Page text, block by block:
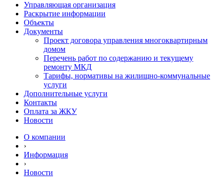
Управляющая организация
Раскрытие информации
Объекты
Документы
Проект договора управления многоквартирным
домом
Перечень работ по содержанию и текущему
ремонту МКД
Тарифы, нормативы на жилищно-коммунальные
услуги
Дополнительные услуги
Контакты
Оплата за ЖКУ
Новости
О компании
›
Информация
›
Новости